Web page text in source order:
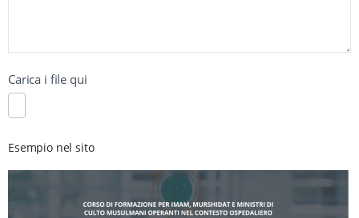
Carica i file qui
Esempio nel sito